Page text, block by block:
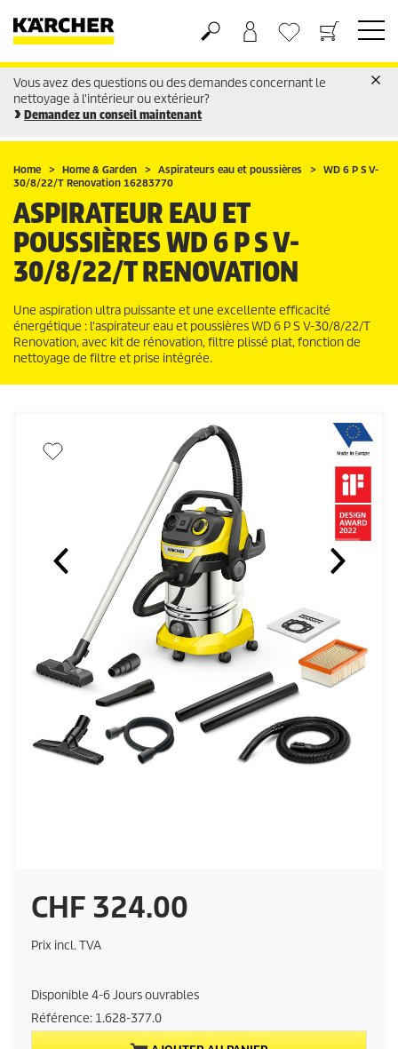
Panier
Liste d'envies
Vous avez des questions ou des demandes concernant le
nettoyage à l'intérieur ou extérieur?
Demandez un conseil maintenant
Home Home & Garden Aspirateurs eau et poussières
WD 6 P S V-
30/8/22/T Renovation 16283770
ASPIRATEUR EAU ET
POUSSIÈRES WD 6 P S V-
30/8/22/T RENOVATION
Une aspiration ultra puissante et une excellente efficacité
énergétique : l'aspirateur eau et poussières WD 6 P S V-30/8/22/T
Renovation, avec kit de rénovation, filtre plissé plat, fonction de
nettoyage de filtre et prise intégrée.
P
r
x
CHF 324.00
Prix incl. TVA
Disponible 4-6 Jours ouvrables
Référence: 1.628-377.0